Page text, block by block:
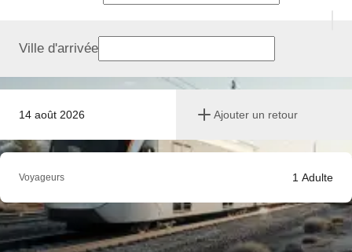
14 août 2026 Ajouter un retour
Ville d'arrivée
Voyageurs 1 Adulte